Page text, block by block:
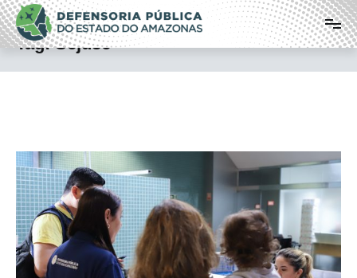
Pular
para
o
conteúdo
Defensoria Pública do Estado do
Amazonas
Tag:Sejusc